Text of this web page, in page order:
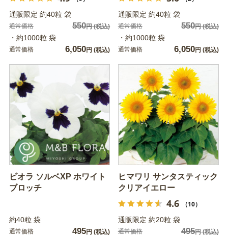
通販限定 約40粒 袋
通常価格 550円(税込)
・約1000粒 袋
通常価格 6,050円 (税込)
通販限定 約40粒 袋
通常価格 550円(税込)
・約1000粒 袋
通常価格 6,050円 (税込)
ビオラ ソルベXP ホワイト
ブロッチ
約40粒 袋
通常価格 495円 (税込)
ヒマワリ サンタスティック
クリアイエロー
4.6 （10）
通販限定 約20粒 袋
通常価格 495円(税込)